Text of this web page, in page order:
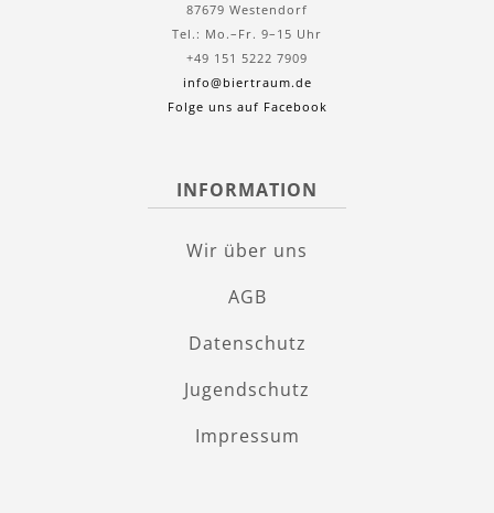
87679 Westendorf
Tel.: Mo.–Fr. 9–15 Uhr
+49 151 5222 7909
info@biertraum.de
Folge uns auf Facebook
INFORMATION
Wir über uns
AGB
Datenschutz
Jugendschutz
Impressum